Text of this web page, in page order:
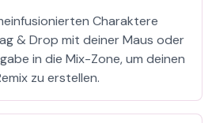
Charaktere
& Drop mit deiner Maus oder
in die Mix-Zone, um deinen
zu erstellen.